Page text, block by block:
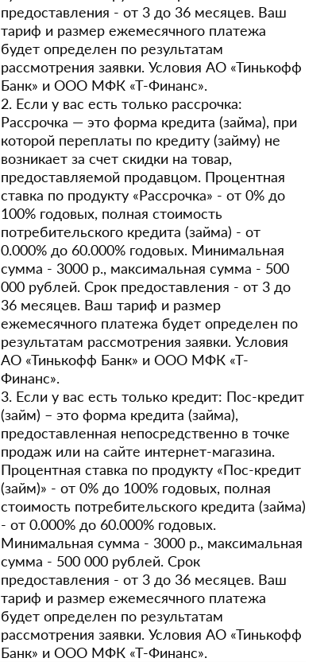
предоставления - от 3 до 36 месяцев. Ваш
тариф и размер ежемесячного платежа
будет определен по результатам
рассмотрения заявки. Условия АО «Тинькофф
Банк» и ООО МФК «Т-Финанс».
2. Если у вас есть только рассрочка:
Рассрочка — это форма кредита (займа), при
которой переплаты по кредиту (займу) не
возникает за счет скидки на товар,
предоставляемой продавцом. Процентная
ставка по продукту «Рассрочка» - от 0% до
100% годовых, полная стоимость
потребительского кредита (займа) - от
0.000% до 60.000% годовых. Минимальная
сумма - 3000 р., максимальная сумма - 500
000 рублей. Срок предоставления - от 3 до
36 месяцев. Ваш тариф и размер
ежемесячного платежа будет определен по
результатам рассмотрения заявки. Условия
АО «Тинькофф Банк» и ООО МФК «Т-
Финанс».
3. Если у вас есть только кредит: Пос-кредит
(займ) – это форма кредита (займа),
предоставленная непосредственно в точке
продаж или на сайте интернет-магазина.
Процентная ставка по продукту «Пос-кредит
(займ)» - от 0% до 100% годовых, полная
стоимость потребительского кредита (займа)
- от 0.000% до 60.000% годовых.
Минимальная сумма - 3000 р., максимальная
сумма - 500 000 рублей. Срок
предоставления - от 3 до 36 месяцев. Ваш
тариф и размер ежемесячного платежа
будет определен по результатам
рассмотрения заявки. Условия АО «Тинькофф
Банк» и ООО МФК «Т-Финанс».